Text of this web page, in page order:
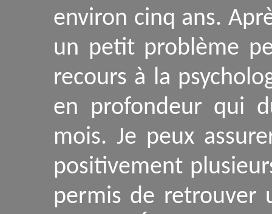
environ cinq ans.
un petit problème
recours à la
en profondeur qui
mois. Je peux
positivement
permis de retrouver